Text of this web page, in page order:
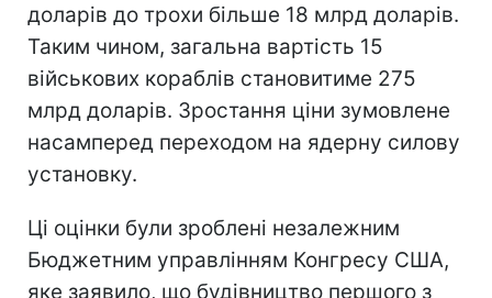
доларів до трохи більше 18 млрд доларів.
Таким чином, загальна вартість 15
військових кораблів становитиме 275
млрд доларів. Зростання ціни зумовлене
насамперед переходом на ядерну силову
установку.
Ці оцінки були зроблені незалежним
Бюджетним управлінням Конгресу США,
яке заявило, що будівництво першого з